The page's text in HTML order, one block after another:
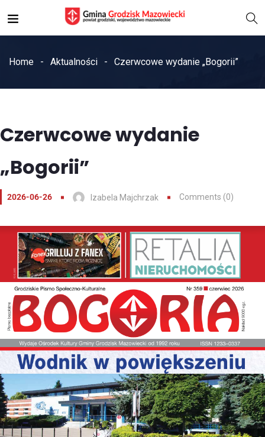
Home Aktualności Czerwcowe wydanie „Bogorii”
Czerwcowe wydanie
„Bogorii”
2026-06-26 Izabela Majchrzak Comments (0)